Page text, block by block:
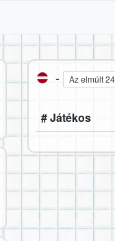
- Az elmúlt
# Játékos